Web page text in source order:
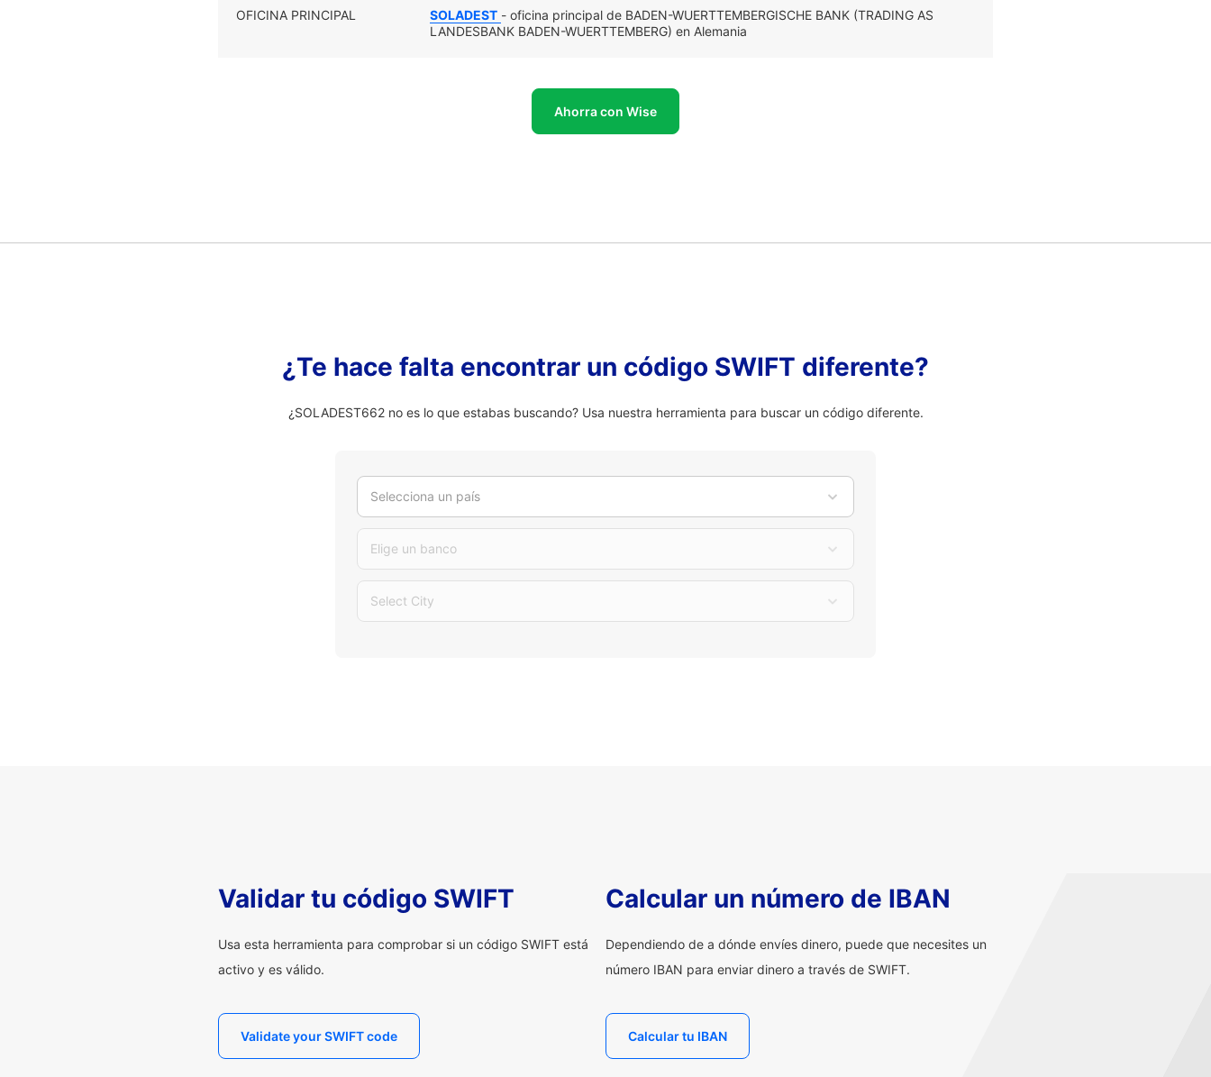
OFICINA PRINCIPAL SOLADEST - oficina principal de BADEN-WUERTTEMBERGISCHE BANK (TRADING AS
LANDESBANK BADEN-WUERTTEMBERG) en Alemania
Ahorra con Wise
¿Te hace falta encontrar un código SWIFT diferente?
¿SOLADEST662 no es lo que estabas buscando? Usa nuestra herramienta para buscar un código diferente.
Selecciona un país
Elige un banco
Select City
Validar tu código SWIFT
Usa esta herramienta para comprobar si un código SWIFT está
activo y es válido.
Validate your SWIFT code
Calcular un número de IBAN
Dependiendo de a dónde envíes dinero, puede que necesites un
número IBAN para enviar dinero a través de SWIFT.
Calcular tu IBAN